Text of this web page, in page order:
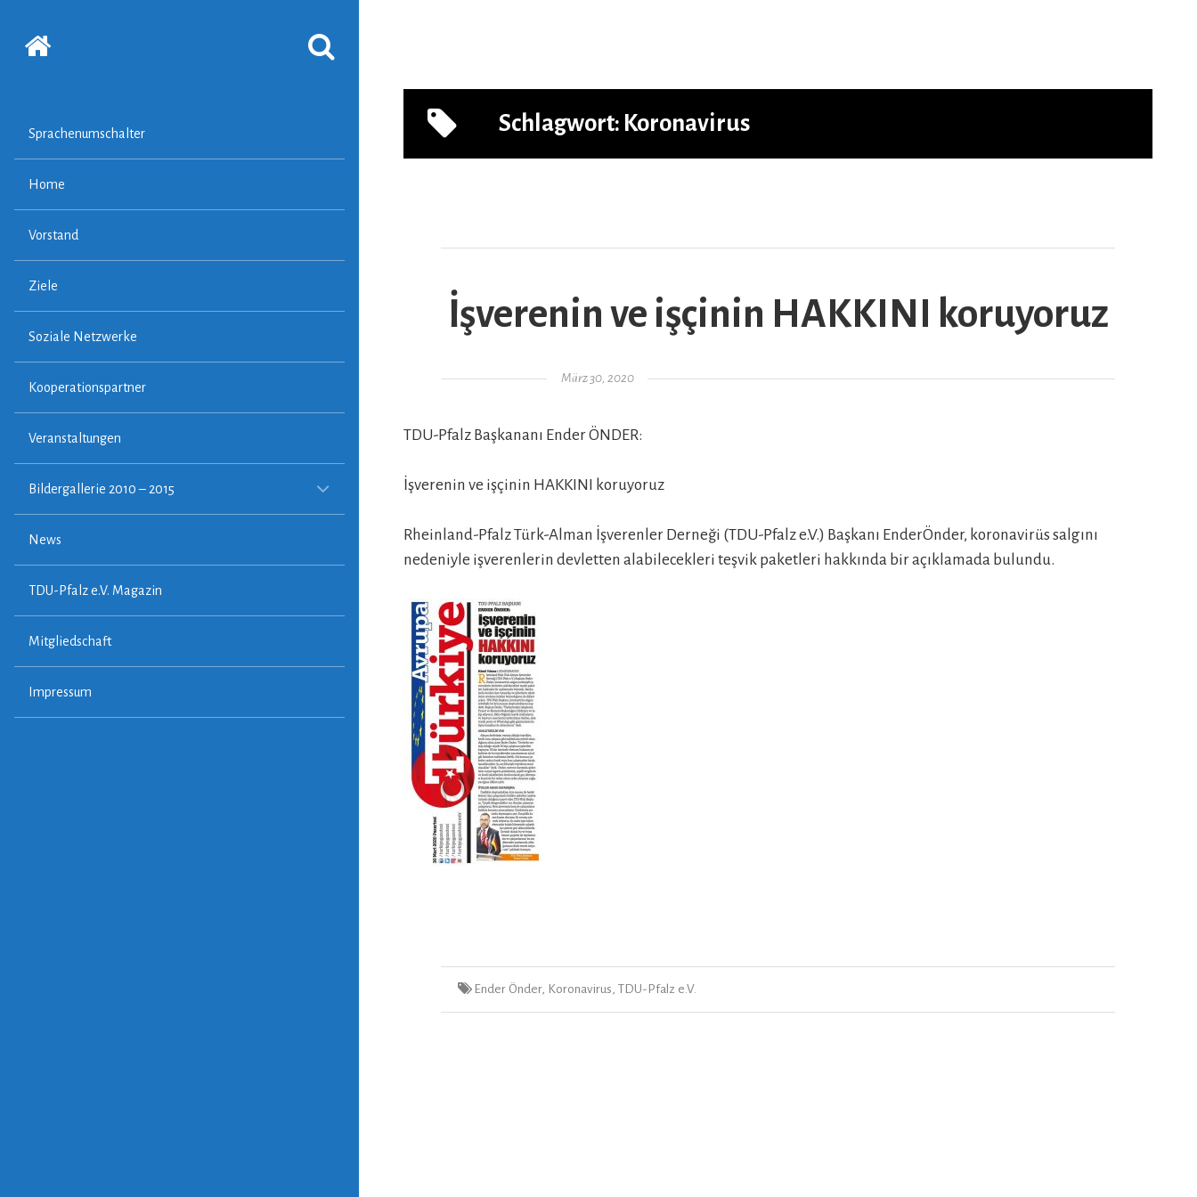
Startseite
SUCHFORMULAR
ERSCHEINEN
Sprachenumschalter
Home
Vorstand
Ziele
Soziale Netzwerke
Kooperationspartner
Veranstaltungen
Bildergallerie 2010 – 2015
CHILD-
MENÜ
ERWEITERN
News
TDU-Pfalz e.V. Magazin
Mitgliedschaft
Impressum
Schlagwort: Koronavirus
İşverenin ve işçinin HAKKINI koruyoruz
Gepostet am
März 30, 2020
TDU-Pfalz Başkananı Ender ÖNDER:
İşverenin ve işçinin HAKKINI koruyoruz
Rheinland-Pfalz Türk-Alman İşverenler Derneği (TDU-Pfalz e.V.) Başkanı EnderÖnder, koronavirüs salgını
nedeniyle işverenlerin devletten alabilecekleri teşvik paketleri hakkında bir açıklamada bulundu.
TagsEnder Önder, Koronavirus TDU-Pfalz e.V.